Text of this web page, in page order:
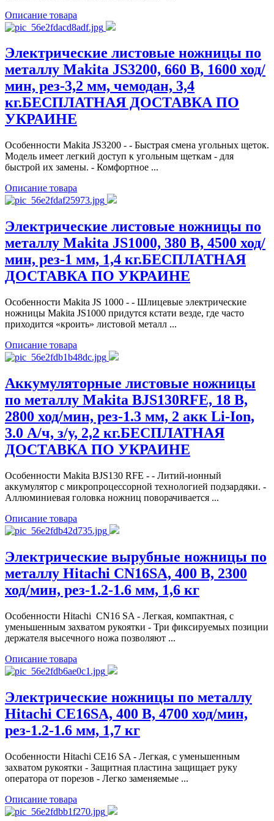
Описание товара
Электрические листовые ножницы по
металлу Makita JS3200, 660 В, 1600 ход/
мин, рез-3,2 мм, чемодан, 3,4
кг.БЕСПЛАТНАЯ ДОСТАВКА ПО
УКРАИНЕ
Особенности Makita JS3200 - - Быстрая смена угольных щеток.
Модель имеет легкий доступ к угольным щеткам - для
быстрой их замены. - Комфортное ...
Описание товара
Электрические листовые ножницы по
металлу Makita JS1000, 380 В, 4500 ход/
мин, рез-1 мм, 1,4 кг.БЕСПЛАТНАЯ
ДОСТАВКА ПО УКРАИНЕ
Особенности Makita JS 1000 - - Шлицевые электрические
ножницы Makita JS1000 придутся кстати везде, где часто
приходится «кроить» листовой металл ...
Описание товара
Аккумуляторные листовые ножницы
по металлу Makita BJS130RFE, 18 В,
2800 ход/мин, рез-1.3 мм, 2 акк Li-Ion,
3.0 А/ч, з/у, 2,2 кг.БЕСПЛАТНАЯ
ДОСТАВКА ПО УКРАИНЕ
Особенности Makita BJS130 RFE - - Литий-ионный
аккумулятор с микропроцессорной технологией подзардяки. -
Аллюминиевая головка ножниц поворачивается ...
Описание товара
Электрические вырубные ножницы по
металлу Hitachi CN16SA, 400 В, 2300
ход/мин, рез-1.2-1.6 мм, 1,6 кг
Особенности Hitachi CN16 SA - Легкая, компактная, с
уменьшенным захватом рукоятки - Три фиксируемых позиции
держателя высечного ножа позволяют ...
Описание товара
Электрические ножницы по металлу
Hitachi CE16SA, 400 В, 4700 ход/мин,
рез-1.2-1.6 мм, 1,7 кг
Особенности Hitachi CE16 SA - Легкая, с уменьшенным
захватом рукоятки - Защитная пластина защищает руку
оператора от порезов - Легко заменяемые ...
Описание товара